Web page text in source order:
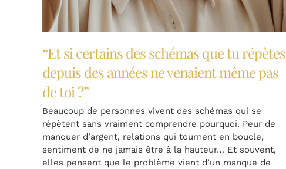
“Et si certains des schémas que tu répètes
depuis des années ne venaient même pas
de toi ?”
Beaucoup de personnes vivent des schémas qui se
répètent sans vraiment comprendre pourquoi. Peur de
manquer d’argent, relations qui tournent en boucle,
sentiment de ne jamais être à la hauteur… Et souvent,
elles pensent que le problème vient d’un manque de